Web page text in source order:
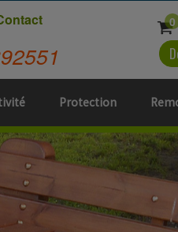
Protection
0